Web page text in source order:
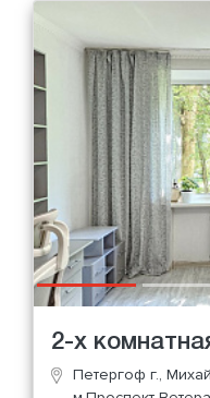
2-х
Петергоф г.,